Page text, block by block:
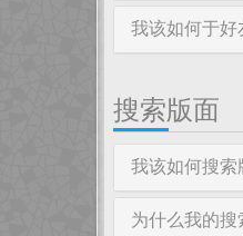
我该如何于好
搜索版面
我该如何搜索
为什么我的搜